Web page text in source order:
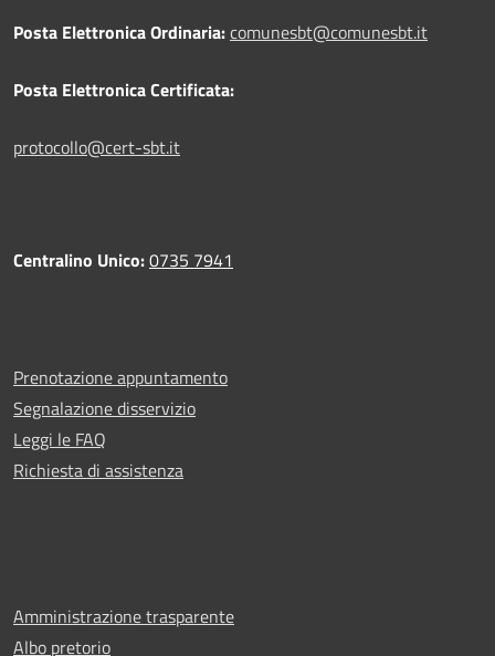
Posta Elettronica Ordinaria:comunesbt@comunesbt.it
Posta Elettronica Certificata:
protocollo@cert-sbt.it
Centralino Unico:0735 7941
Prenotazione appuntamento
Segnalazione disservizio
Leggi le FAQ
Richiesta di assistenza
Amministrazione trasparente
Albo pretorio